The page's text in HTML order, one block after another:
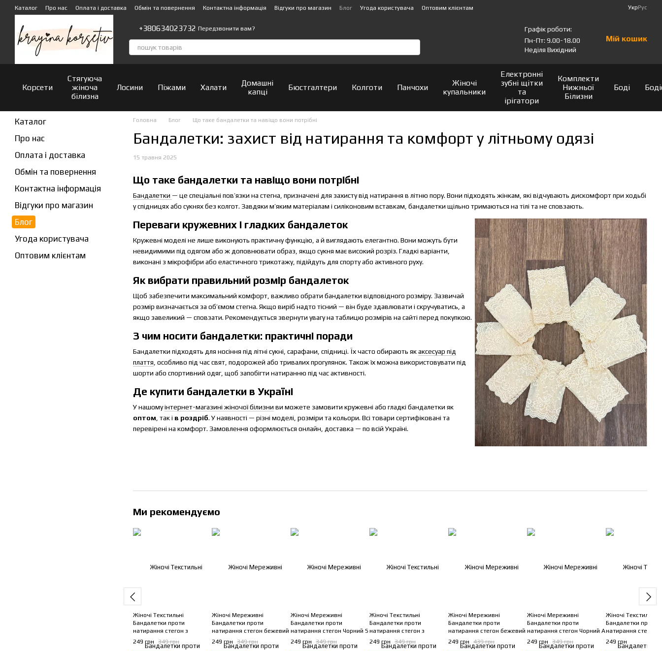
Перейти до основного контенту
Каталог Про нас Оплата і доставка Обмін та повернення Контактна інформація Відгуки про магазин Блог Угода користувача Оптовим клієнтам УкрРус
+380634023732 Передзвонити вам?
Графік роботи:
Пн-Пт: 9.00-18.00
Неділя Вихідний
Мій кошик
Корсети
Стягуюча
жіноча
білизна
Лосини Піжами Халати
Домашні
капці
Бюстгалтери Колготи Панчохи
Жіночі
купальники
Електронні
зубні щітки
та
ірігатори
Комплекти
Нижньої
Білизни
Боді
Головна Блог Що таке бандалетки та навіщо вони потрібні
Бандалетки: захист від натирання та комфорт у літньому одязі
15 травня 2025
Що таке бандалетки та навіщо вони потрібні
Бандалетки — це спеціальні пов’язки на стегна, призначені для захисту від натирання в літню пору. Вони підходять жінкам, які відчувають дискомфорт при ходьбі
у спідницях або сукнях без колгот. Завдяки м’яким матеріалам і силіконовим вставкам, бандалетки щільно тримаються на тілі та не сповзають.
Переваги кружевних і гладких бандалеток
Кружевні моделі не лише виконують практичну функцію, а й виглядають елегантно. Вони можуть бути
невидимими під одягом або ж доповнювати образ, якщо сукня має високий розріз. Гладкі варіанти,
виконані з мікрофібри або еластичного трикотажу, підійдуть для спорту або активного руху.
Як вибрати правильний розмір бандалеток
Щоб забезпечити максимальний комфорт, важливо обрати бандалетки відповідного розміру. Зазвичай
розмір визначається за об’ємом стегна. Якщо виріб надто тісний — він буде здавлювати і скручуватись, а
якщо завеликий — сповзати. Рекомендується звернути увагу на таблицю розмірів на сайті перед покупкою.
З чим носити бандалетки: практичні поради
Бандалетки підходять для носіння під літні сукні, сарафани, спідниці. Їх часто обирають якаксесуар під
плаття , особливо під час свят, подорожей або тривалих прогулянок. Також їх можна використовувати під
шорти або спортивний одяг, щоб запобігти натиранню під час активності.
Де купити бандалетки в Україні
У нашомуінтернет-магазині жіночої білизни ви можете замовити кружевні або гладкі бандалетки як
оптом , так і в роздріб. У наявності — різні моделі, розміри та кольори. Всі товари сертифіковані та
перевірені на комфорт. Замовлення оформлюється онлайн, доставка — по всій Україні.
Ми рекомендуємо
Жіночі Текстильні
Бандалетки проти
натирання стегон з
силіконовими вставками
Чорний S
249 грн 349 грн
Жіночі Мереживні
Бандалетки проти
натирання стегон бежевий
S
249 грн 349 грн
Жіночі Мереживні
Бандалетки проти
натирання стегон Чорний S
249 грн
349 грн
Жіночі Текстильні
Бандалетки проти
натирання стегон з
силіконовими вставками
Чорний A
249 грн 349 грн
Жіночі Мереживні
Бандалетки проти
натирання стегон бежевий
A
249 грн 439 грн
Жіночі Мереживні
Бандалетки проти
натирання стегон Чорний A
249 грн
349 грн
Жіночі Текстильні
Бандалетки проти
натирання стегон з
силіконовими
Чорний B
249 грн
Каталог
Про нас
Оплата і доставка
Обмін та повернення
Контактна інформація
Відгуки про магазин
Блог
Угода користувача
Оптовим клієнтам